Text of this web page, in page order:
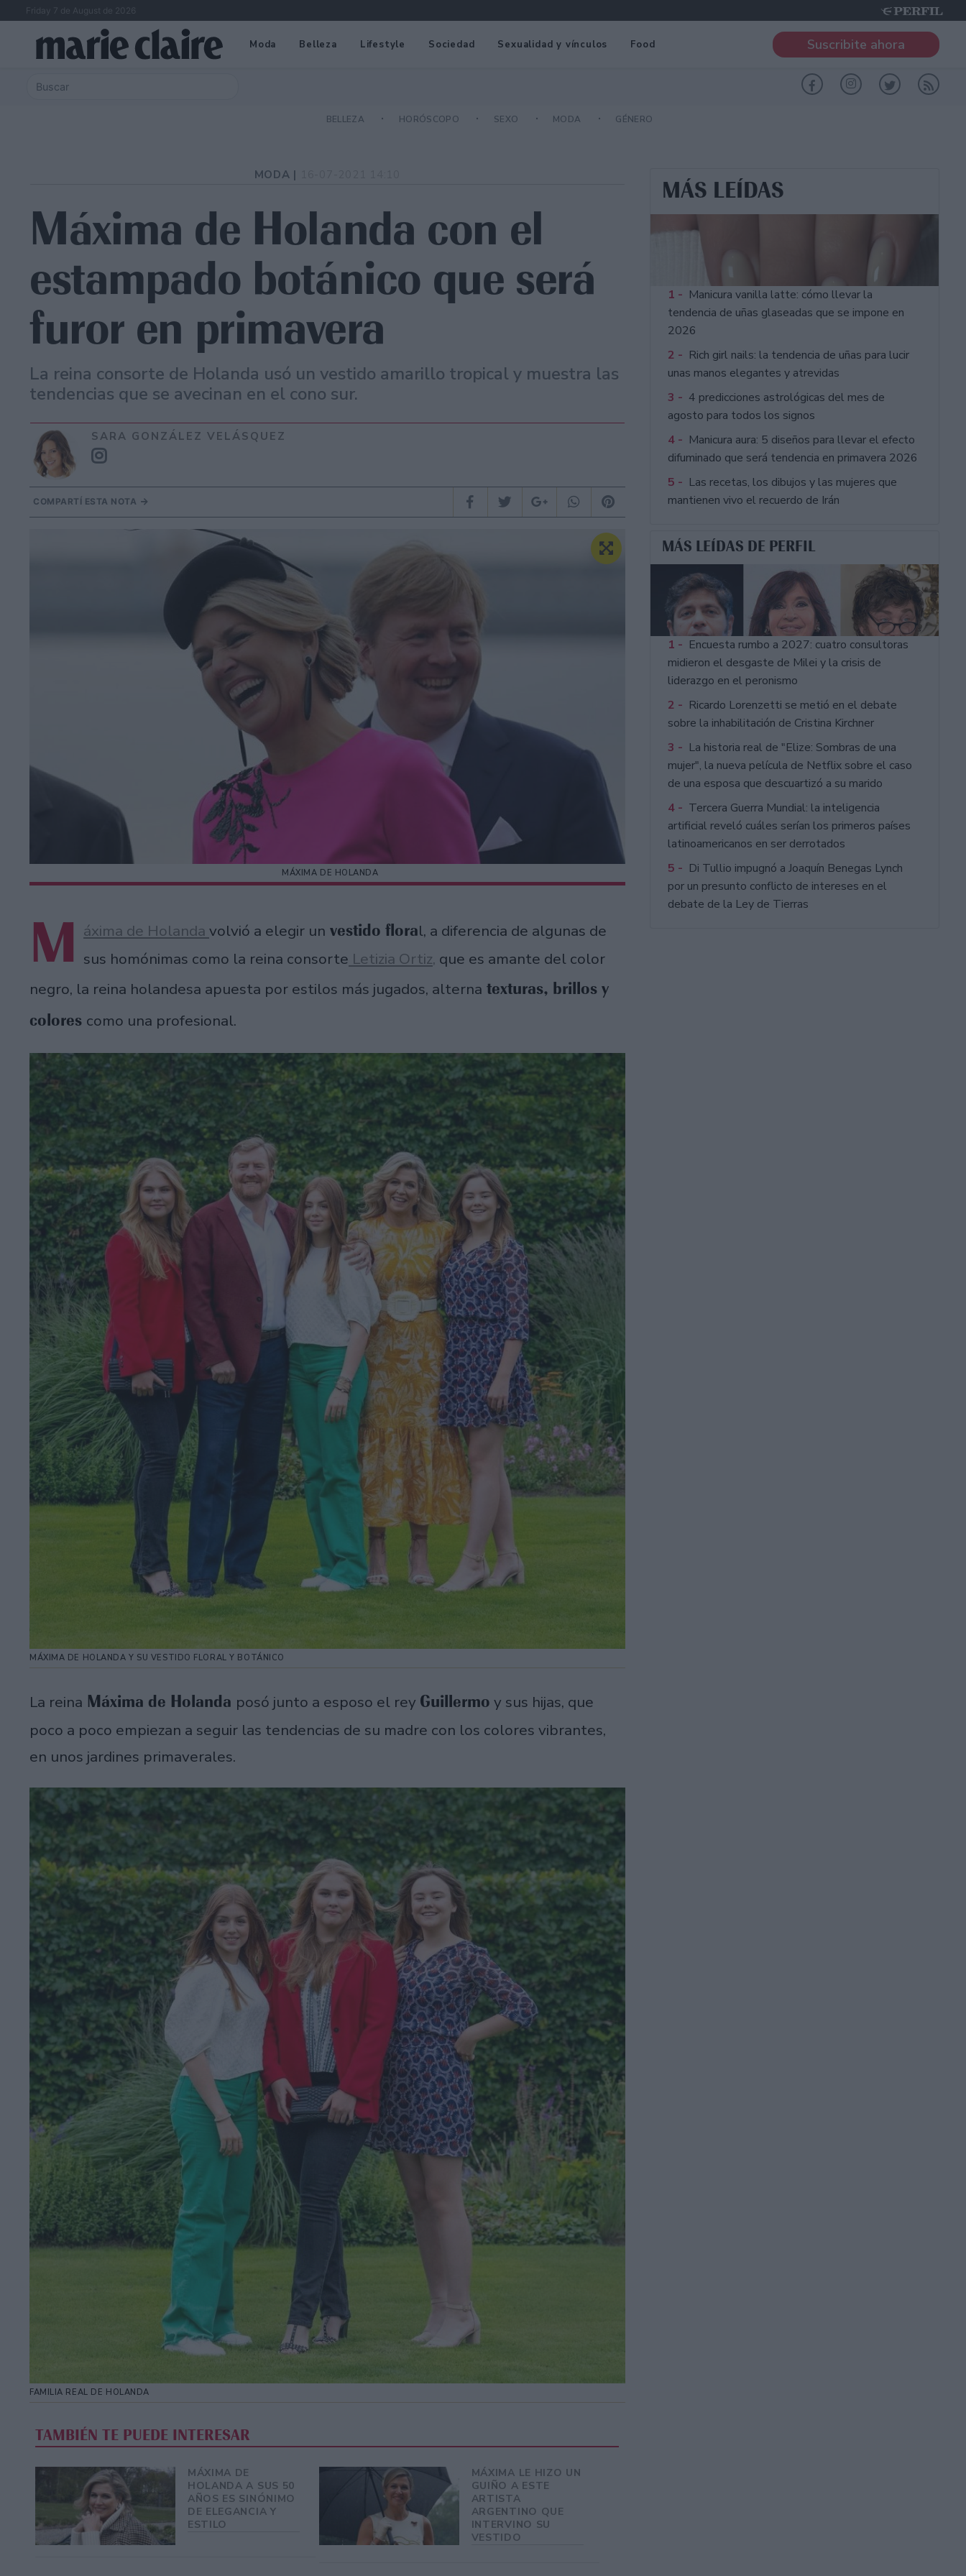
Friday 7 de August de 2026
Moda Belleza Lifestyle Sociedad Sexualidad y vínculos Food Suscribite ahora
BELLEZA HORÓSCOPO SEXO MODA GÉNERO
MODA |
Máxima de Holanda con el
estampado botánico que será
furor en primavera
La reina consorte de Holanda usó un vestido amarillo tropical y muestra las
tendencias que se avecinan en el cono sur.
SARA GONZÁLEZ VELÁSQUEZ
COMPARTÍ ESTA NOTA
MÁXIMA DE HOLANDA
M áxima de Holanda volvió a elegir un vestido floral, a diferencia de algunas de
sus homónimas como la reina consorte Letizia Ortiz, que es amante del color
negro, la reina holandesa apuesta por estilos más jugados, alterna texturas, brillos y
colores como una profesional.
MÁXIMA DE HOLANDA Y SU VESTIDO FLORAL Y BOTÁNICO
La reina Máxima de Holanda posó junto a esposo el rey Guillermo y sus hijas, que
poco a poco empiezan a seguir las tendencias de su madre con los colores vibrantes,
en unos jardines primaverales.
FAMILIA REAL DE HOLANDA
TAMBIÉN TE PUEDE INTERESAR
MÁXIMA DE
HOLANDA A SUS 50
AÑOS ES SINÓNIMO
DE ELEGANCIA Y
ESTILO
MÁXIMA LE HIZO UN
GUIÑO A ESTE
ARTISTA
ARGENTINO QUE
INTERVINO SU
VESTIDO
MÁS LEÍDAS
1 - Manicura vanilla latte: cómo llevar la
tendencia de uñas glaseadas que se impone en
2026
2 - Rich girl nails: la tendencia de uñas para lucir
unas manos elegantes y atrevidas
3 - 4 predicciones astrológicas del mes de
agosto para todos los signos
4 - Manicura aura: 5 diseños para llevar el efecto
difuminado que será tendencia en primavera 2026
5 - Las recetas, los dibujos y las mujeres que
mantienen vivo el recuerdo de Irán
MÁS LEÍDAS DE PERFIL
1 - Encuesta rumbo a 2027: cuatro consultoras
midieron el desgaste de Milei y la crisis de
liderazgo en el peronismo
2 - Ricardo Lorenzetti se metió en el debate
sobre la inhabilitación de Cristina Kirchner
3 - La historia real de "Elize: Sombras de una
mujer", la nueva película de Netflix sobre el caso
de una esposa que descuartizó a su marido
4 - Tercera Guerra Mundial: la inteligencia
artificial reveló cuáles serían los primeros países
latinoamericanos en ser derrotados
5 - Di Tullio impugnó a Joaquín Benegas Lynch
por un presunto conflicto de intereses en el
debate de la Ley de Tierras